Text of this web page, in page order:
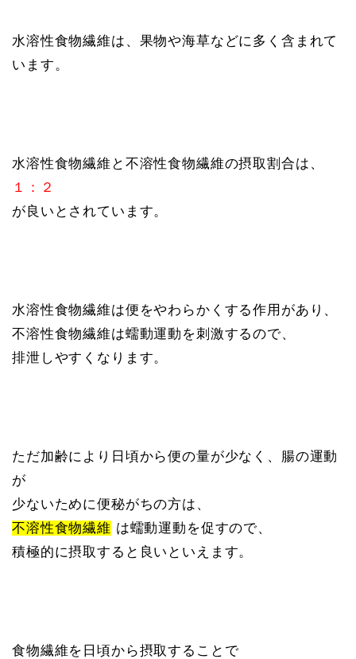
水溶性食物繊維は、果物や海草などに多く含まれて
います。
水溶性食物繊維と不溶性食物繊維の摂取割合は、
１：２
が良いとされています。
水溶性食物繊維は便をやわらかくする作用があり、
不溶性食物繊維は蠕動運動を刺激するので、
排泄しやすくなります。
ただ加齢により日頃から便の量が少なく、腸の運動
が
少ないために便秘がちの方は、
不溶性食物繊維 は蠕動運動を促すので、
積極的に摂取すると良いといえます。
食物繊維を日頃から摂取することで